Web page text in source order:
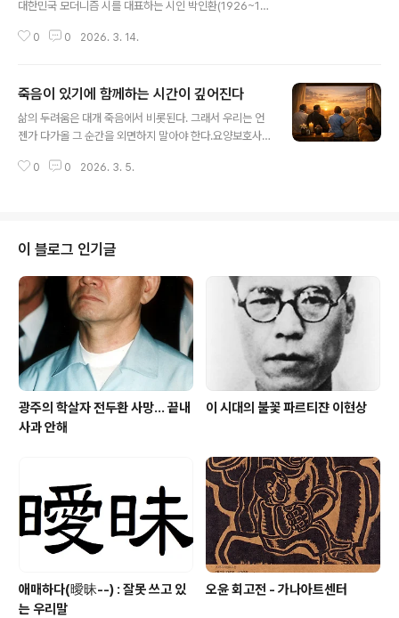
다 인생을 미워하고 잠이 들었던그대 굳이 인생을 사랑하
지 않아도 좋다. —『새벽편지』, 민음사 부치지 않은 편지
대한민국 모더니즘 시를 대표하는 시인 박인환(1926~19
생 100주년이기도 하다. 시인은 오래전에 떠났지만, 그의
인환 시인 작고 70주기 추모 주간’을 운영한다. 시인의 고
향인 인제군과 묘가 있는 망우역사문화공원에서 여러 추모
행사가 열린다.추모 주간 동안 인제 박인환문학관에는 헌
대표 시 「목마와 숙녀」와 「세월이 가면」을 떠올릴 수 있다.
0 0 2026. 3. 14.
죽음이 있기에 함께하는 시간이 깊어진다
삶의 두려움은 대개 죽음에서 비롯된다. 그래서 우리는 언
젠가 다가올 그 순간을 외면하지 말아야 한다.요양보호사,
지막을 지켜보는 다섯 사람의 문답을 엮은 기록이다. ‘죽음
이다. 대통령도 죽고, 부자도 죽고, 결핍을 가진 사람도 죽
는다. 한국 사람도, 미국 사람도, 중국 사람도 죽는다. 세상
에서 겪는 일은 제각각이지만 죽음만큼은 누구에게나 공평
하다.스티브 잡스는 말했다. “죽음은 삶이 만든 최고의 발
명품이다.”아이러니하다. 가장 두려운 대상이기에 더 역설
적이다. 그러나..
0 0 2026. 3. 5.
이 블로그 인기글
광주의 학살자 전두환 사망... 끝내
사과 안해
이 시대의 불꽃 파르티쟌 이현상
애매하다(曖昧--) : 잘못 쓰고 있
는 우리말
오윤 회고전 - 가나아트센터